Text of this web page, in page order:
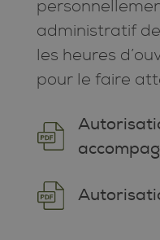
administratif
les heures
pour le faire